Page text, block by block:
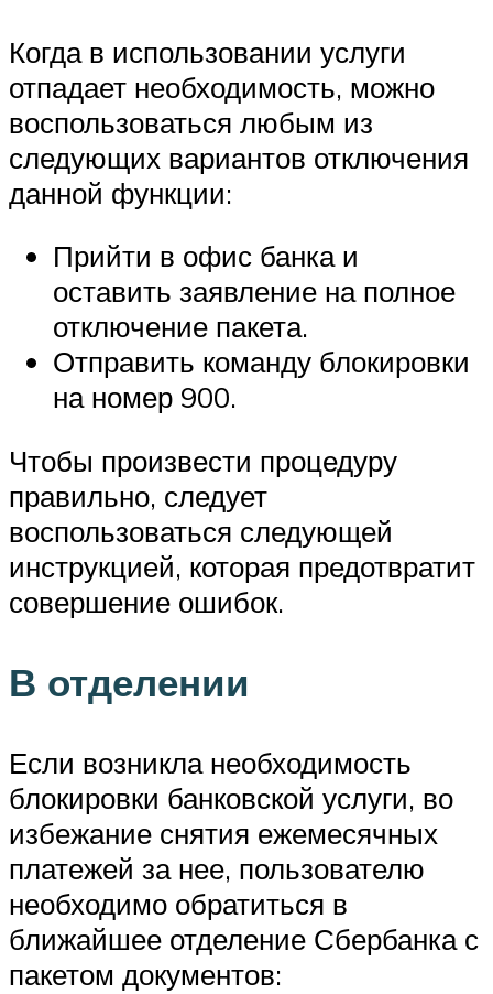
Когда в использовании услуги
отпадает необходимость, можно
воспользоваться любым из
следующих вариантов отключения
данной функции:
Прийти в офис банка и
оставить заявление на полное
отключение пакета.
Отправить команду блокировки
на номер 900.
Чтобы произвести процедуру
правильно, следует
воспользоваться следующей
инструкцией, которая предотвратит
совершение ошибок.
В отделении
Если возникла необходимость
блокировки банковской услуги, во
избежание снятия ежемесячных
платежей за нее, пользователю
необходимо обратиться в
ближайшее отделение Сбербанка с
пакетом документов: